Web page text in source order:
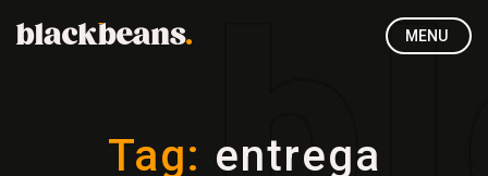
MENU
Tag: entrega